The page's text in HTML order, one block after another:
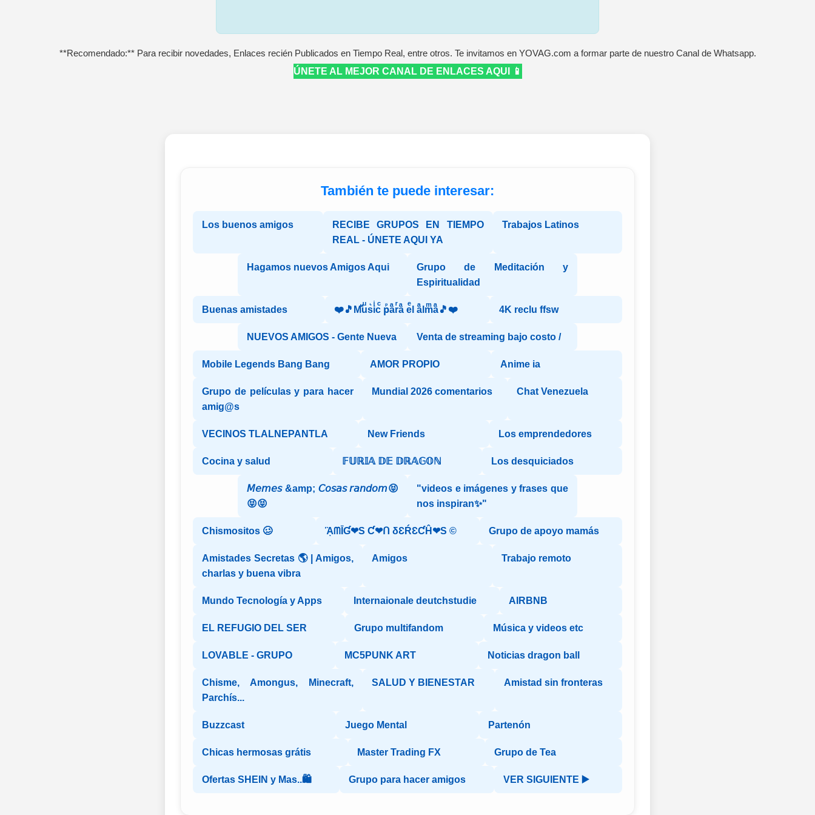
**Recomendado:** Para recibir novedades, Enlaces recién Publicados en Tiempo Real, entre otros. Te invitamos en YOVAG.com a formar parte de nuestro Canal de Whatsapp.
ÚNETE AL MEJOR CANAL DE ENLACES AQUI 📱
También te puede interesar:
Los buenos amigos
RECIBE GRUPOS EN TIEMPO
REAL - ÚNETE AQUI YA
Trabajos Latinos
Hagamos nuevos Amigos Aqui
Grupo de Meditación y
Espiritualidad
Buenas amistades ❤️🎵Mⷨuͧs͛iͥcͨ рⷬaͣrͬaͣ eͤl aͣlmͫaͣ🎵❤️ 4K reclu ffsw
NUEVOS AMIGOS - Gente Nueva Venta de streaming bajo costo /
Mobile Legends Bang Bang AMOR PROPIO Anime ia
Grupo de películas y para hacer
amig@s
Mundial 2026 comentarios Chat Venezuela
VECINOS TLALNEPANTLA New Friends Los emprendedores
Cocina y salud 𝔽𝕌ℝ𝕀𝔸 𝔻𝔼 𝔻ℝ𝔸𝔾𝕆ℕ Los desquiciados
𝘔𝘦𝘮𝘦𝘴 &amp; 𝘊𝘰𝘴𝘢𝘴 𝘳𝘢𝘯𝘥𝘰𝘮😝
😝😝
"videos e imágenes y frases que
nos inspiran✨"
Chismositos 🥴 ᾋᗰĪƓ❤S Ƈ❤ᑎ δƐŔƐƇĤ❤S ©️ Grupo de apoyo mamás
Amistades Secretas 🌎 | Amigos,
charlas y buena vibra
Amigos Trabajo remoto
Mundo Tecnología y Apps Internaionale deutchstudie AIRBNB
EL REFUGIO DEL SER Grupo multifandom Música y videos etc
LOVABLE - GRUPO MC5PUNK ART Noticias dragon ball
Chisme, Amongus, Minecraft,
Parchís...
SALUD Y BIENESTAR Amistad sin fronteras
Buzzcast Juego Mental Partenón
Chicas hermosas grátis Master Trading FX Grupo de Tea
Ofertas SHEIN y Mas..🛍️ Grupo para hacer amigos VER SIGUIENTE ▶️